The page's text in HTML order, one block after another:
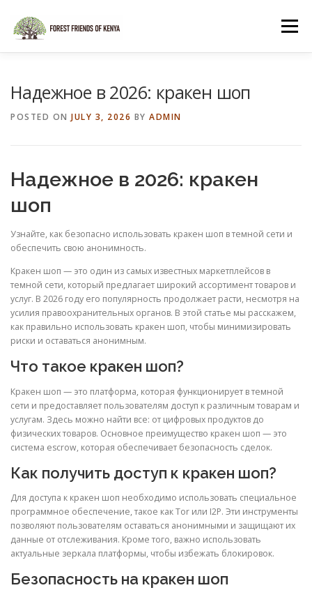
content
Menu
Надежное в 2026: кракен шоп
POSTED ON JULY 3, 2026 BY ADMIN
Надежное в 2026: кракен
шоп
Узнайте, как безопасно использовать кракен шоп в темной сети и
обеспечить свою анонимность.
Кракен шоп — это один из самых известных маркетплейсов в
темной сети, который предлагает широкий ассортимент товаров и
услуг. В 2026 году его популярность продолжает расти, несмотря на
усилия правоохранительных органов. В этой статье мы расскажем,
как правильно использовать кракен шоп, чтобы минимизировать
риски и оставаться анонимным.
Что такое кракен шоп?
Кракен шоп — это платформа, которая функционирует в темной
сети и предоставляет пользователям доступ к различным товарам и
услугам. Здесь можно найти все: от цифровых продуктов до
физических товаров. Основное преимущество кракен шоп — это
система escrow, которая обеспечивает безопасность сделок.
Как получить доступ к кракен шоп?
Для доступа к кракен шоп необходимо использовать специальное
программное обеспечение, такое как Tor или I2P. Эти инструменты
позволяют пользователям оставаться анонимными и защищают их
данные от отслеживания. Кроме того, важно использовать
актуальные зеркала платформы, чтобы избежать блокировок.
Безопасность на кракен шоп